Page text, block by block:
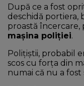
După ce a fost
deschidă portiera,
proastă încercare,
mașina poliției.
Polițiștii, probabil
scos cu forța din
numai că nu a fost